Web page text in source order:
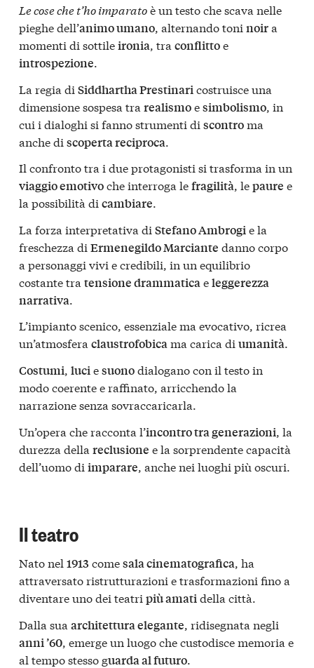
Le cose che t’ho imparatoè un testo che scava nelle
pieghe dell’animo umano, alternando toni noira
momenti di sottileironia, tra conflittoe
introspezione.
La regia di Siddhartha Prestinari costruisce una
dimensione sospesa tra realismoesimbolismo , in
cui i dialoghi si fanno strumenti di scontroma
anche di scoperta reciproca
Il confronto tra i due protagonisti si trasforma in un
viaggio emotivoche interroga lefragilità, lepaure e
la possibilità di cambiare.
La forza interpretativa di Stefano Ambrogie la
freschezza di Ermenegildo Marciante danno corpo
a personaggi vivi e credibili, in un equilibrio
costante tra tensione drammaticaeleggerezza
narrativa.
L’impianto scenico, essenziale ma evocativo, ricrea
un’atmosfera claustrofobicama carica di umanità.
Costumi, luciesuonodialogano con il testo in
modo coerente e raffinato, arricchendo la
narrazione senza sovraccaricarla.
Un’opera che racconta l’incontro tra generazioni , la
durezza della reclusione e la sorprendente capacità
dell’uomo di imparare , anche nei luoghi più oscuri.
Il teatro
Nato nel 1913 comesala cinematografica, ha
attraversato ristrutturazioni e trasformazioni fino a
diventare uno dei teatri più amatidella città.
Dalla sua architettura elegante, ridisegnata negli
anni ’60, emerge un luogo che custodisce memoria e
al tempo stesso guarda al futuro.